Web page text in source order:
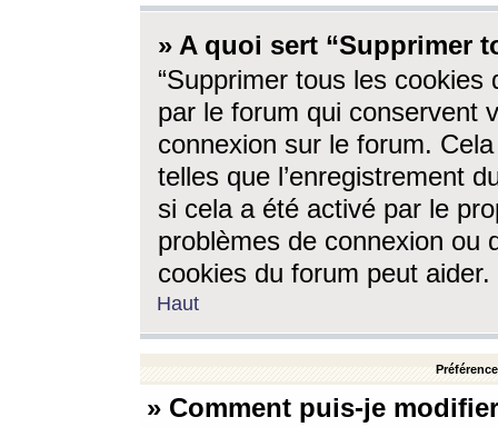
» A quoi sert “Supprimer
“Supprimer tous les cookies
par le forum qui conservent
connexion sur le forum.
telles que l’enregistrement
si cela a été activé par le
problèmes de connexion ou
cookies du forum peut aider.
Haut
» Comment puis-je